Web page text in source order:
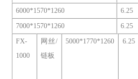
6000*1570*1260 6.25
7000*1570*1260 6.25
FX-
1000
网丝/
链板
5000*1770*1260 6.25